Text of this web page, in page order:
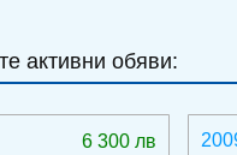
активни обяви:
6 300 лв